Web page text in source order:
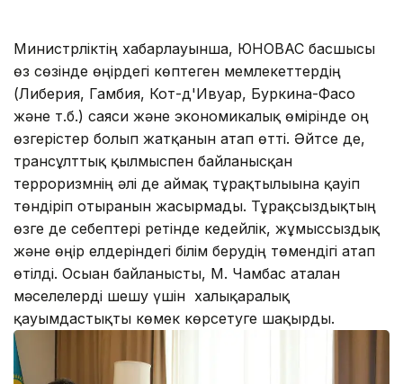
Министрліктің хабарлауынша, ЮНОВАС басшысы
өз сөзінде өңірдегі көптеген мемлекеттердің
(Либерия, Гамбия, Кот-д'Ивуар, Буркина-Фасо
және т.б.) саяси және экономикалық өмірінде оң
өзгерістер болып жатқанын атап өтті. Әйтсе де,
трансұлттық қылмыспен байланысқан
терроризмнің әлі де аймақ тұрақтылығына қауіп
төндіріп отырғанын жасырмады. Тұрақсыздықтың
өзге де себептері ретінде кедейлік, жұмыссыздық
және өңір елдеріндегі білім берудің төмендігі атап
өтілді. Осыған байланысты, М. Чамбас аталған
мәселелерді шешу үшін халықаралық
қауымдастықты көмек көрсетуге шақырды.